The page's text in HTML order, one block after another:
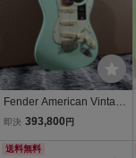
Fender American Vintage
II 1961 Stratocaster Surf
即決 393,800 円
送料無料